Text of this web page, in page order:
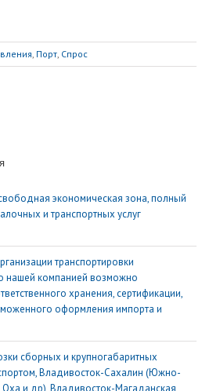
, Порт, Спрос
экономическая зона, полный
и транспортных услуг
транспортировки
нашей компанией возможно
хранения, сертификации,
оформления импорта и
сборных и крупногабаритных
Владивосток-Сахалин (Южно-